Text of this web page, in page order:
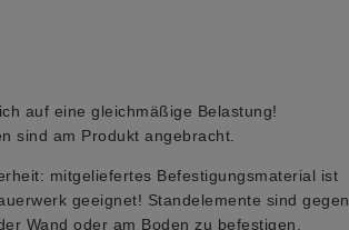
auf eine gleichmäßige Belastung!
sind am Produkt angebracht.
mitgeliefertes Befestigungsmaterial ist
geeignet! Standelemente sind gegen
Wand oder am Boden zu befestigen.